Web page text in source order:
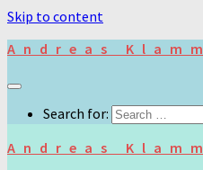
Skip to content
Andreas Klamm
Search for:
Andreas Klamm